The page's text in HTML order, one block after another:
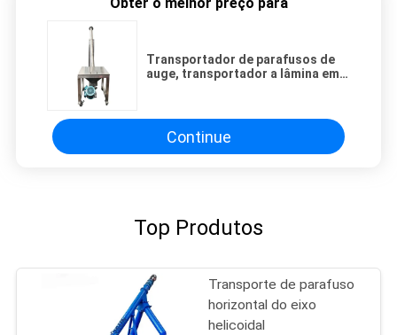
Obter o melhor preço para
Transportador de parafusos de
auge, transportador a lâmina em
materiais de pequenos blocos
Continue
Top Produtos
Transporte de parafuso
horizontal do eixo
helicoidal